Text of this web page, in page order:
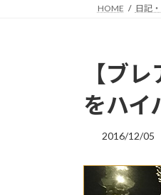
HOME 日記
【ブ
をハイ
2016/12/05